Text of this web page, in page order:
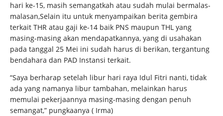
hari ke-15, masih semangatkah atau sudah mulai bermalas-
malasan,Selain itu untuk menyampaikan berita gembira
terkait THR atau gaji ke-14 baik PNS maupun THL yang
masing-masing akan mendapatkannya, yang di usahakan
pada tanggal 25 Mei ini sudah harus di berikan, tergantung
bendahara dan PAD Instansi terkait.
“Saya berharap setelah libur hari raya Idul Fitri nanti, tidak
ada yang namanya libur tambahan, melainkan harus
memulai pekerjaannya masing-masing dengan penuh
semangat,” pungkaanya ( Irma)